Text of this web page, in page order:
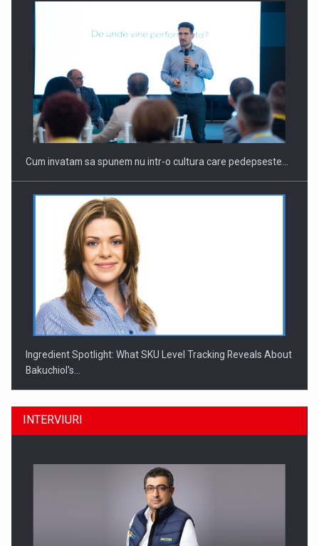
Webinar - Business Evolution-RETHINK STRATEGY-Finantare
Investitii Digitalizare
Cum invatam sa spunem nu intr-o cultura care pedepseste…
Ingredient Spotlight: What SKU Level Tracking Reveals About
Bakuchiol's…
INTERVIURI